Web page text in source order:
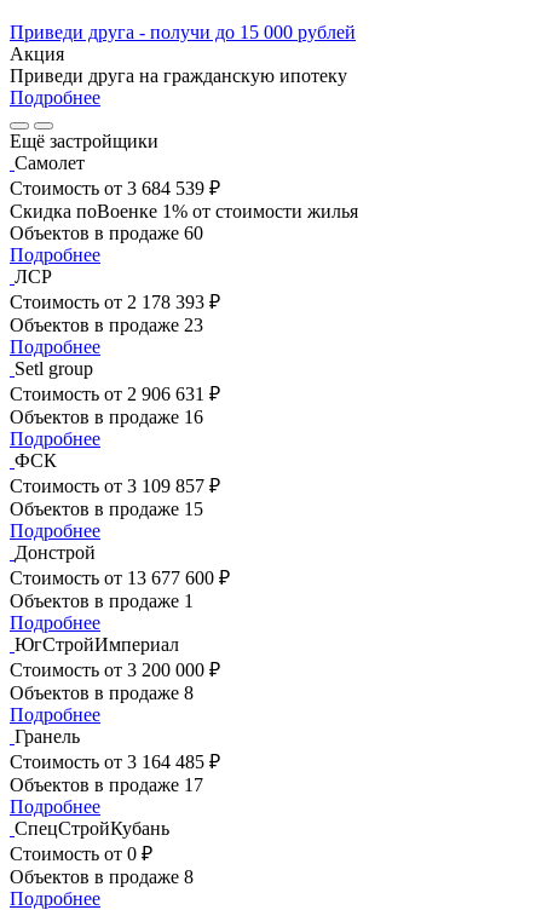
Приведи друга - получи до 15 000 рублей
Акция
Приведи друга на гражданскую ипотеку
Подробнее
Ещё застройщики
Самолет
Стоимость от 3 684 539 ₽
Скидка поВоенке 1% от стоимости жилья
Объектов в продаже 60
Подробнее
ЛСР
Стоимость от 2 178 393 ₽
Объектов в продаже 23
Подробнее
Setl group
Стоимость от 2 906 631 ₽
Объектов в продаже 16
Подробнее
ФСК
Стоимость от 3 109 857 ₽
Объектов в продаже 15
Подробнее
Донстрой
Стоимость от 13 677 600 ₽
Объектов в продаже 1
Подробнее
ЮгСтройИмпериал
Стоимость от 3 200 000 ₽
Объектов в продаже 8
Подробнее
Гранель
Стоимость от 3 164 485 ₽
Объектов в продаже 17
Подробнее
СпецСтройКубань
Стоимость от 0 ₽
Объектов в продаже 8
Подробнее